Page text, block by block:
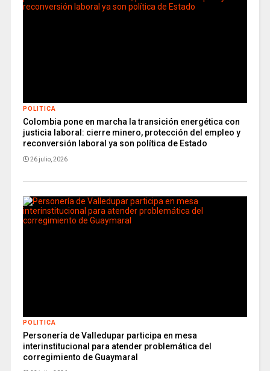
POLITICA
Colombia pone en marcha la transición energética con
justicia laboral: cierre minero, protección del empleo y
reconversión laboral ya son política de Estado
26 julio, 2026
POLITICA
Personería de Valledupar participa en mesa
interinstitucional para atender problemática del
corregimiento de Guaymaral